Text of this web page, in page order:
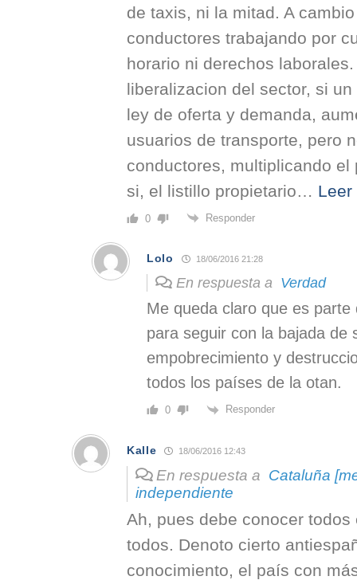
de taxis, ni la mitad. A
conductores trabajando por
horario ni derechos
liberalizacion del sector, si
ley de oferta y demanda,
usuarios de transporte, pero
conductores, multiplicando
si, el listillo propietario… Leer
0 Responder
Lolo 18/06/2016 21:28
En respuesta a Verdad
Me queda claro que es
para seguir con la bajada de
empobrecimiento y
todos los países de la otan.
0 Responder
Kalle 18/06/2016 12:43
En respuesta a Cataluña
independiente
Ah, pues debe conocer
todos. Denoto cierto
conocimiento, el país con